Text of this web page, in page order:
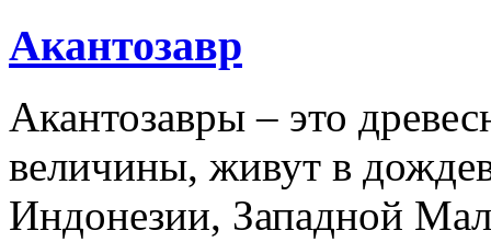
Акантозавр
Акантозавры – это
величины, живут в
Индонезии, Западной